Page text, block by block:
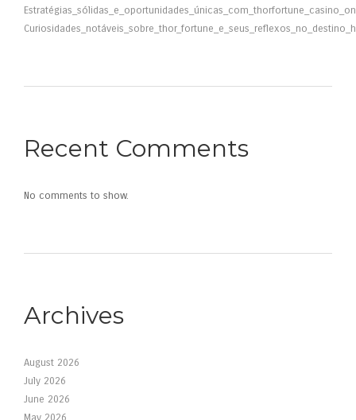
Recent Comments
No comments to show.
Archives
August 2026
July 2026
June 2026